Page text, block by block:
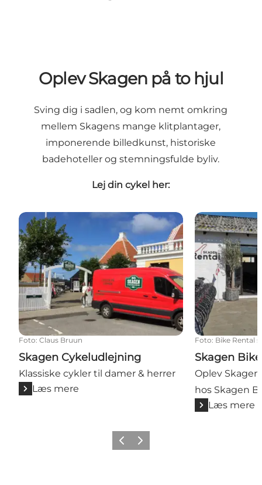
Oplev Skagen på to hjul
Sving dig i sadlen, og kom nemt omkring
mellem Skagens mange klitplantager,
imponerende billedkunst, historiske
badehoteller og stemningsfulde byliv.
Lej din cykel her:
Skagen Cykeludlejning
Foto: Claus Bruun
Skagen Cykeludlejning
Klassiske cykler til damer & herrer
Læs mere
Skagen
Foto: Bike Rental
Skagen
Oplev
hos Skagen
Læs mere
ForrigeNæste